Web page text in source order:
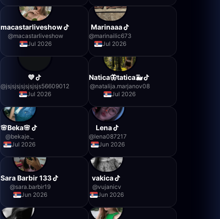
macastarliveshow
@macastarliveshow
Jul 2026
Marinaaa
@marinailic673
Jul 2026
💜
@jsjsjsjsjsjsjsjs56609012
Jul 2026
Natica🦋tatica🐳
@natalija.marjanov08
Jul 2026
🌸Beka🌸
@bekaje._
Jul 2026
Lena
@lena087217
Jun 2026
Sara Barbir 133
@sara.barbir19
Jun 2026
️vakica
@vujanicv
Jun 2026